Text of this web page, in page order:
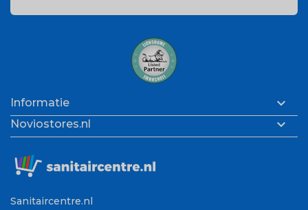
Informatie 
Noviostores.nl 
Sanitaircentre.nl